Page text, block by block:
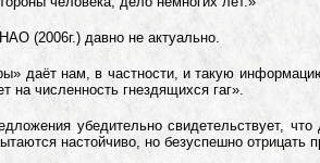
(2006г.) давно не актуально.
даёт нам, в частности, и такую
на численность гнездящихся гаг».
убедительно свидетельствует,
настойчиво, но безуспешно отрицать